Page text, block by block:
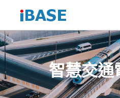
智慧交通